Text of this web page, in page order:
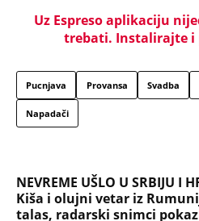
RUSI, NAVIJAČI SPARTAKA
JE VREĐAO SRBE: Stigao je
U ELITI 10 BIĆE NEVIĐEN
potvrđeni učesnici, stari
a stiže i stari vuk rijalitija
"NEMOJ VIŠE NIKADA DA SI
RALETU!" Ana Nikolić
Radanovića